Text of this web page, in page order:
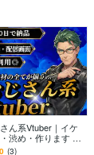
ん系Vtuber｜イケ
渋め・作ります 配
/背景/ネームロゴ/離
(3)